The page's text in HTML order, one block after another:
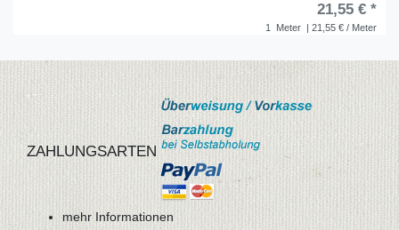
1 Meter | 21,55 € / Meter
21,55 € *
ZAHLUNGSARTEN
mehr Informationen